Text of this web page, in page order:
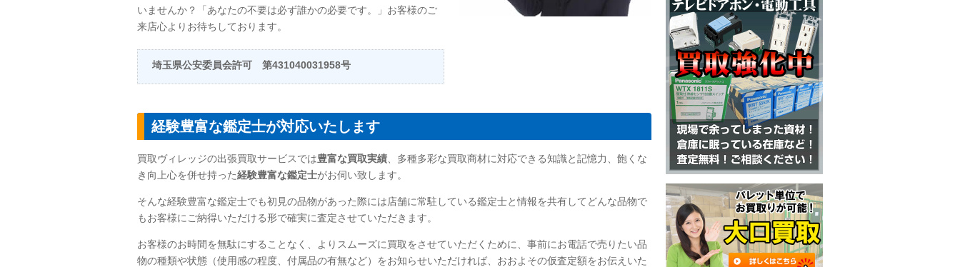
いませんか？「あなたの不要は必ず誰かの必要です。」お客様のご
来店心よりお待ちしております。
埼玉県公安委員会許可 第431040031958号
経験豊富な鑑定士が対応いたします
買取ヴィレッジの出張買取サービスでは豊富な買取実績 、多種多彩な買取商材に対応できる知識と記憶力、飽くな
き向上心を併せ持った経験豊富な鑑定士がお伺い致します。
そんな経験豊富な鑑定士でも初見の品物があった際には店舗に常駐している鑑定士と情報を共有してどんな品物で
もお客様にご納得いただける形で確実に査定させていただきます。
お客様のお時間を無駄にすることなく、よりスムーズに買取をさせていただくために、事前にお電話で売りたい品
物の種類や状態（使用感の程度、付属品の有無など）をお知らせいただければ、おおよその仮査定額をお伝えいた